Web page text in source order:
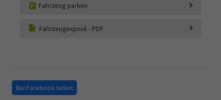
Fahrzeug parken
Fahrzeugexposé - PDF
Bei Facebook teilen